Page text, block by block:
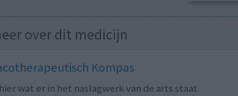
over dit medicijn
Kompas
wat er in het naslagwerk van de arts staat